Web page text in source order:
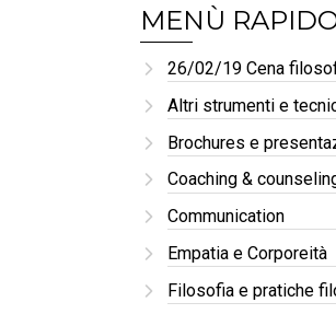
MENÙ
26/02/19 Cena
Altri strumenti e
Brochures e
Coaching &
Communication
Empatia e Corporeità
Filosofia e pratiche